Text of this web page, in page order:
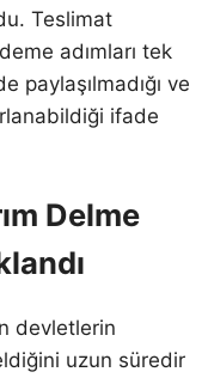
Teslimat
adımları tek
paylaşılmadığı ve
ifade
Delme
devletlerin
uzun süredir